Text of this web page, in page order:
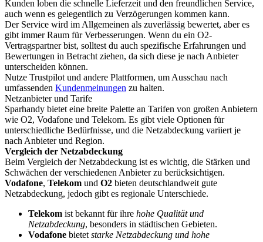
Kunden loben die schnelle Lieferzeit und den freundlichen Service,
auch wenn es gelegentlich zu Verzögerungen kommen kann.
Der Service wird im Allgemeinen als zuverlässig bewertet, aber es
gibt immer Raum für Verbesserungen. Wenn du ein O2-
Vertragspartner bist, solltest du auch spezifische Erfahrungen und
Bewertungen in Betracht ziehen, da sich diese je nach Anbieter
unterscheiden können.
Nutze Trustpilot und andere Plattformen, um Ausschau nach
umfassenden Kundenmeinungen zu halten.
Netzanbieter und Tarife
Sparhandy bietet eine breite Palette an Tarifen von großen Anbietern
wie O2, Vodafone und Telekom. Es gibt viele Optionen für
unterschiedliche Bedürfnisse, und die Netzabdeckung variiert je
nach Anbieter und Region.
Vergleich der Netzabdeckung
Beim Vergleich der Netzabdeckung ist es wichtig, die Stärken und
Schwächen der verschiedenen Anbieter zu berücksichtigen.
Vodafone, Telekom und O2 bieten deutschlandweit gute
Netzabdeckung, jedoch gibt es regionale Unterschiede.
Telekom ist bekannt für ihre hohe Qualität und
Netzabdeckung, besonders in städtischen Gebieten.
Vodafone bietet starke Netzabdeckung und hohe